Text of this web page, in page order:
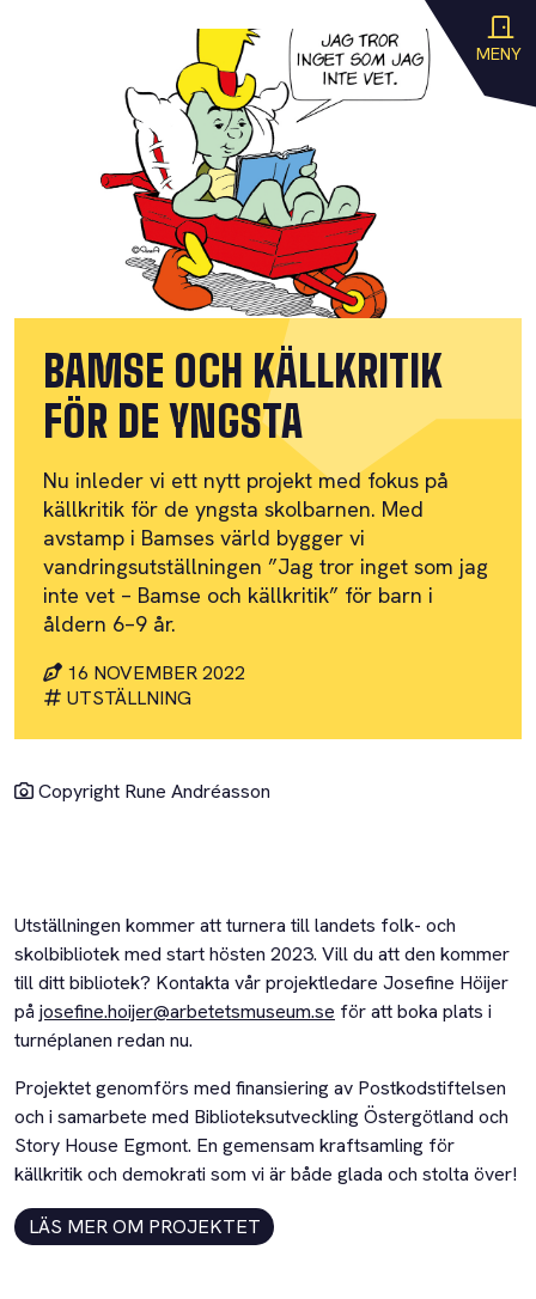
MENY
BAMSE OCH KÄLLKRITIK
FÖR DE YNGSTA
Nu inleder vi ett nytt projekt med fokus på
källkritik för de yngsta skolbarnen. Med
avstamp i Bamses värld bygger vi
vandringsutställningen ”Jag tror inget som jag
inte vet – Bamse och källkritik” för barn i
åldern 6–9 år.
16 NOVEMBER 2022
UTSTÄLLNING
Copyright Rune Andréasson
Utställningen kommer att turnera till landets folk- och
skolbibliotek med start hösten 2023. Vill du att den kommer
till ditt bibliotek? Kontakta vår projektledare Josefine Höijer
på josefine.hoijer@arbetetsmuseum.se för att boka plats i
turnéplanen redan nu.
Projektet genomförs med finansiering av Postkodstiftelsen
och i samarbete med Biblioteksutveckling Östergötland och
Story House Egmont. En gemensam kraftsamling för
källkritik och demokrati som vi är både glada och stolta över!
LÄS MER OM PROJEKTET